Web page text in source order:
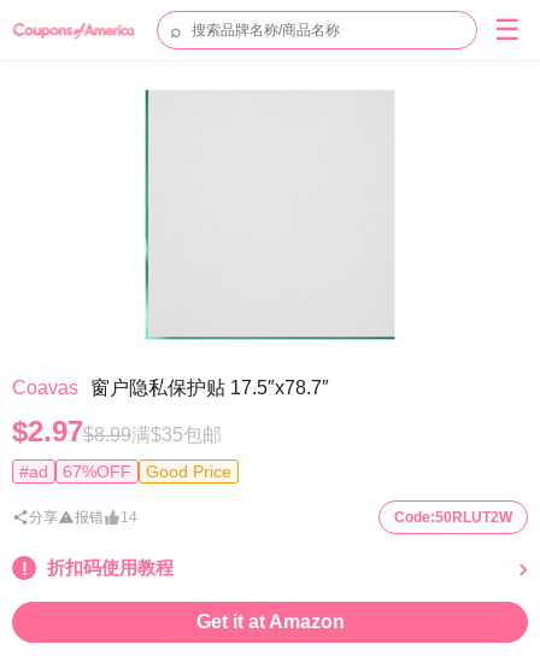
⌕ ☰
Coavas 窗户隐私保护贴 17.5″x78.7″
$2.97$8.99满$35包邮
#ad 67%OFF Good Price
分享 报错 14 Code:50RLUT2W
折扣码使用教程
Get it at Amazon